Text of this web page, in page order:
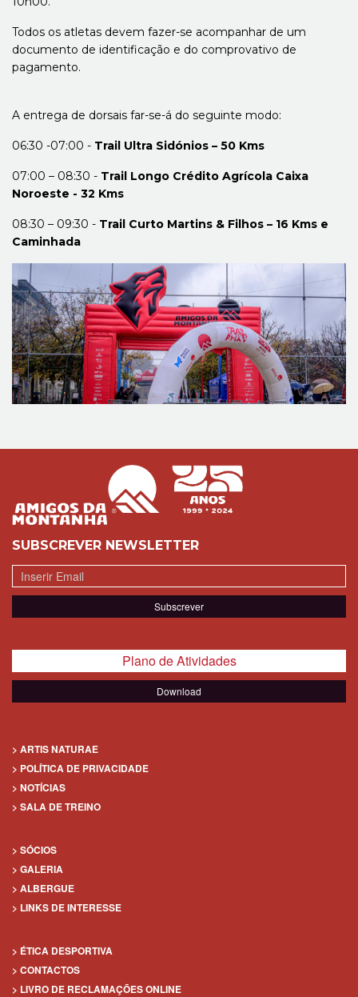
Todos os atletas devem fazer-se acompanhar de um
documento de identificação e do comprovativo de
pagamento.
A entrega de dorsais far-se-á do seguinte modo:
06:30 -07:00 - Trail Ultra Sidónios – 50 Kms
07:00 – 08:30 - Trail Longo Crédito Agrícola Caixa
Noroeste - 32 Kms
08:30 – 09:30 - Trail Curto Martins & Filhos – 16 Kms e
Caminhada
SUBSCREVER NEWSLETTER
Plano de Atividades
Download
> ARTIS NATURAE
> POLÍTICA DE PRIVACIDADE
> NOTÍCIAS
> SALA DE TREINO
> SÓCIOS
> GALERIA
> ALBERGUE
> LINKS DE INTERESSE
> ÉTICA DESPORTIVA
> CONTACTOS
> LIVRO DE RECLAMAÇÕES ONLINE